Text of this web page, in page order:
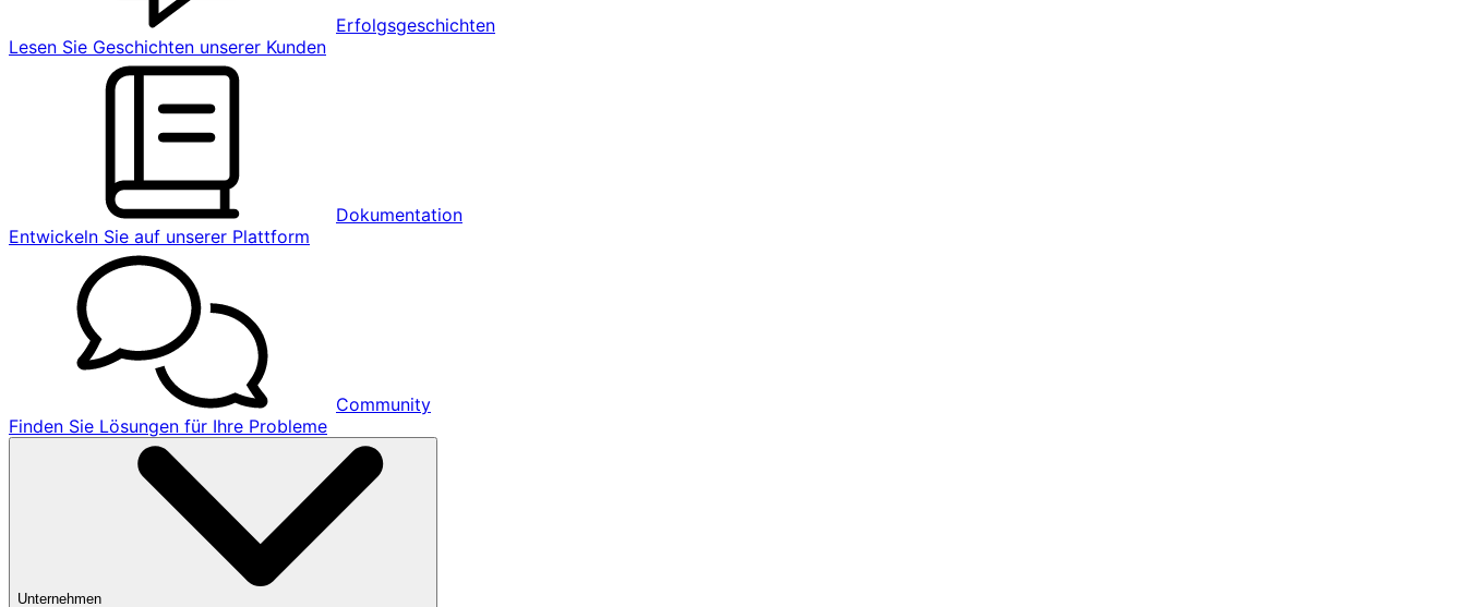
Erfolgsgeschichten
Lesen Sie Geschichten unserer Kunden
Dokumentation
Entwickeln Sie auf unserer Plattform
Community
Finden Sie Lösungen für Ihre Probleme
Unternehmen